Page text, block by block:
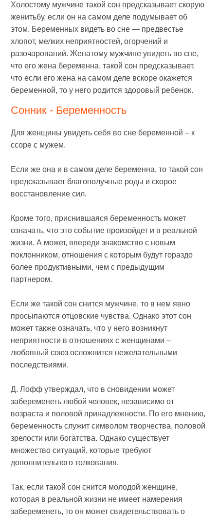
Холостому мужчине такой сон предсказывает скорую
женитьбу, если он на самом деле подумывает об
этом. Беременных видеть во сне — предвестье
хлопот, мелких неприятностей, огорчений и
разочарований. Женатому мужчине увидеть во сне,
что его жена беременна, такой сон предсказывает,
что если его жена на самом деле вскоре окажется
беременной, то у него родится здоровый ребенок.
Сонник - Беременность
Для женщины увидеть себя во сне беременной – к
ссоре с мужем.
Если же она и в самом деле беременна, то такой сон
предсказывает благополучные роды и скорое
восстановление сил.
Кроме того, приснившаяся беременность может
означать, что это событие произойдет и в реальной
жизни. А может, впереди знакомство с новым
поклонником, отношения с которым будут гораздо
более продуктивными, чем с предыдущим
партнером.
Если же такой сон снится мужчине, то в нем явно
просыпаются отцовские чувства. Однако этот сон
может также означать, что у него возникнут
неприятности в отношениях с женщинами –
любовный союз осложнится нежелательными
последствиями.
Д. Лофф утверждал, что в сновидении может
забеременеть любой человек, независимо от
возраста и половой принадлежности. По его мнению,
беременность служит символом творчества, половой
зрелости или богатства. Однако существует
множество ситуаций, которые требуют
дополнительного толкования.
Так, если такой сон снится молодой женщине,
которая в реальной жизни не имеет намерения
забеременеть, то он может свидетельствовать о